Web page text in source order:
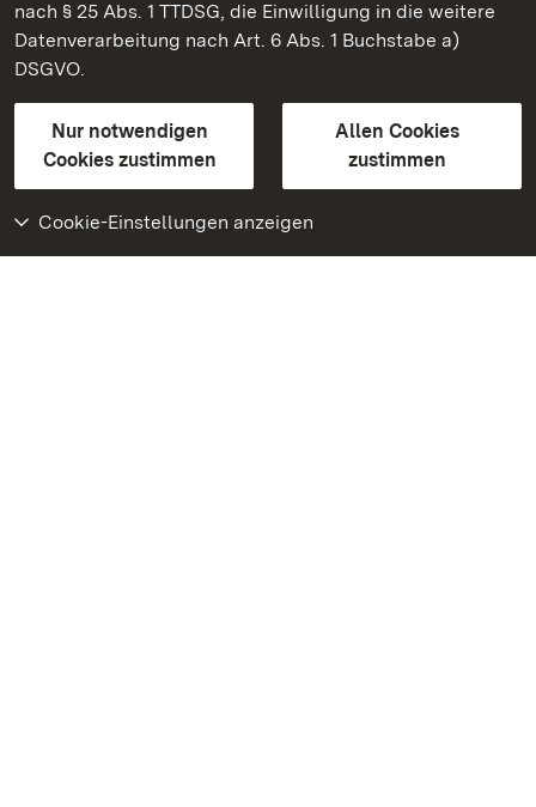
nach § 25 Abs. 1 TTDSG, die Einwilligung in die weitere
Datenverarbeitung nach Art. 6 Abs. 1 Buchstabe a)
DSGVO.
Nur notwendigen
Cookies zustimmen
Allen Cookies
zustimmen
Cookie-Einstellungen anzeigen
Staatliche Schlösser und Gärten Baden-Württemberg
Kontakt
GebärdenspracheLeichte Sprache
Erklärung zur Barrierefreiheit
BITV-konform (geprüfte Seiten)
Weiteres